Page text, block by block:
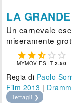
LA
Un carnevale
miseramente
    
MYMOVIES.IT2.50
Regia di Paolo
Film 2013 |
Dettagli ❯